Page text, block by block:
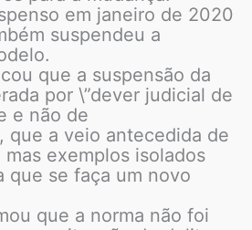
em janeiro de 2020
suspendeu a
que a suspensão da
por \”dever judicial de
e não de
que a veio antecedida de
exemplos isolados
que se faça um novo
que a norma não foi